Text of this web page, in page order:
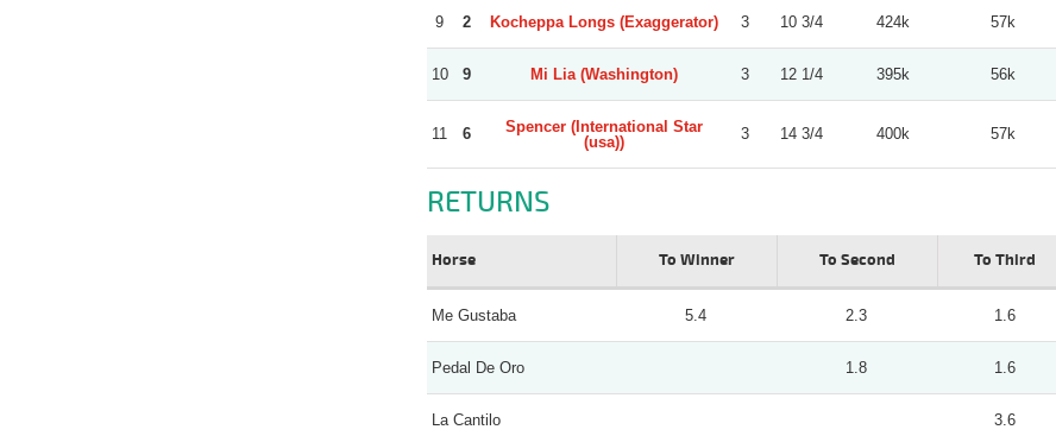
9 2 Kocheppa Longs (Exaggerator) 3 10 3/4 424k 57k
10 9 Mi Lia (Washington) 3 12 1/4 395k 56k
11 6
Spencer (International Star
(usa))
3 14 3/4 400k 57k
RETURNS
Horse To Winner To Second To Third
Me Gustaba 5.4 2.3 1.6
Pedal De Oro 1.8 1.6
La Cantilo 3.6